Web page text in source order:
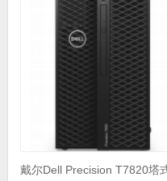
戴尔Dell Precision T7820塔